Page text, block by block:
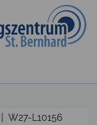
W27-L10156